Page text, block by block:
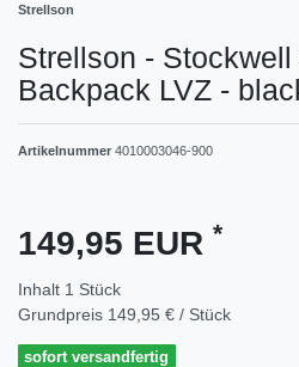
Strellson
Strellson -
Backpack LVZ -
Artikelnummer 4010003046-900
149,95 EUR *
Inhalt 1 Stück
Grundpreis 149,95 € / Stück
sofort versandfertig